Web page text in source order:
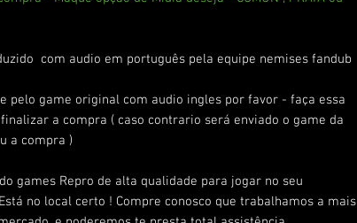
com audio em português pela equipe nemises fandub
pelo game original com audio ingles por favor - faça essa
a compra ( caso contrario será enviado o game da
a compra )
games Repro de alta qualidade para jogar no seu
no local certo ! Compre conosco que trabalhamos a mais